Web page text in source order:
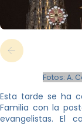
Fotos: A.
Esta tarde se ha
Familia con la
evangelistas. El